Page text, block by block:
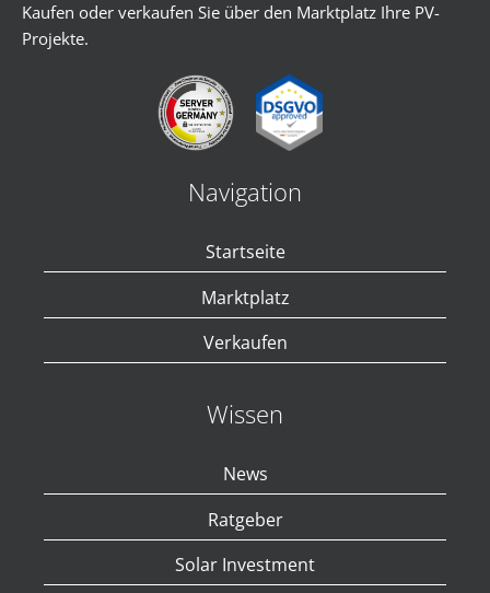
Kaufen oder verkaufen Sie über den Marktplatz Ihre PV-
Projekte.
Navigation
Startseite
Marktplatz
Verkaufen
Wissen
News
Ratgeber
Solar Investment